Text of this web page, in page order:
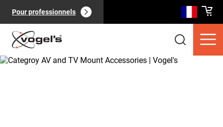
Pour professionnels